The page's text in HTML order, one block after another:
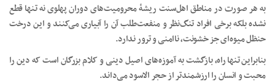
به هر صورت در مناطق اهل‌سنت ریشۀ محرومیت‌های دوران پهلوی نه تنها قطع
نشده بلکه برخی افراد تنگ‌نظر و منفعت‌طلب آن را آبیاری می‌کنند و این درخت
حنظل میوه‌ای جز خشونت، ناامنی و ترور ندارد.
بنابراین تنها راه، بازگشت به آموزه‌های اصیل دینی و کلام بزرگان است که دین را
محبت و انسان را ارزشمندتر از حجر الاسود می‌داند.